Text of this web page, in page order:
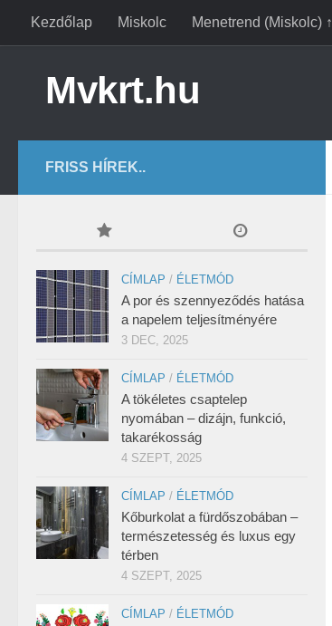
Kezdőlap Miskolc Menetrend (Miskolc) ↑
Mvkrt.hu
FRISS HÍREK..
CÍMLAP / ÉLETMÓD
A por és szennyeződés hatása
a napelem teljesítményére
3 DEC, 2025
CÍMLAP / ÉLETMÓD
A tökéletes csaptelep
nyomában – dizájn, funkció,
takarékosság
4 SZEPT, 2025
CÍMLAP / ÉLETMÓD
Kőburkolat a fürdőszobában –
természetesség és luxus egy
térben
4 SZEPT, 2025
CÍMLAP / ÉLETMÓD